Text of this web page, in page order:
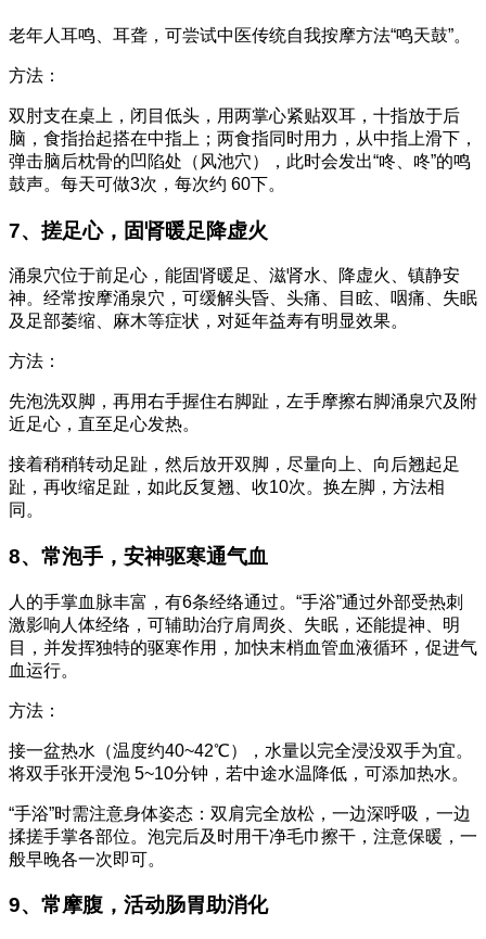
老年人耳鸣、耳聋，可尝试中医传统自我按摩方法“鸣天鼓”。
方法：
双肘支在桌上，闭目低头，用两掌心紧贴双耳，十指放于后
脑，食指抬起搭在中指上；两食指同时用力，从中指上滑下，
弹击脑后枕骨的凹陷处（风池穴），此时会发出“咚、咚”的鸣
鼓声。每天可做3次，每次约 60下。
7、搓足心，固肾暖足降虚火
涌泉穴位于前足心，能固肾暖足、滋肾水、降虚火、镇静安
神。经常按摩涌泉穴，可缓解头昏、头痛、目眩、咽痛、失眠
及足部萎缩、麻木等症状，对延年益寿有明显效果。
方法：
先泡洗双脚，再用右手握住右脚趾，左手摩擦右脚涌泉穴及附
近足心，直至足心发热。
接着稍稍转动足趾，然后放开双脚，尽量向上、向后翘起足
趾，再收缩足趾，如此反复翘、收10次。换左脚，方法相
同。
8、常泡手，安神驱寒通气血
人的手掌血脉丰富，有6条经络通过。“手浴”通过外部受热刺
激影响人体经络，可辅助治疗肩周炎、失眠，还能提神、明
目，并发挥独特的驱寒作用，加快末梢血管血液循环，促进气
血运行。
方法：
接一盆热水（温度约40~42℃），水量以完全浸没双手为宜。
将双手张开浸泡 5~10分钟，若中途水温降低，可添加热水。
“手浴”时需注意身体姿态：双肩完全放松，一边深呼吸，一边
揉搓手掌各部位。泡完后及时用干净毛巾擦干，注意保暖，一
般早晚各一次即可。
9、常摩腹，活动肠胃助消化